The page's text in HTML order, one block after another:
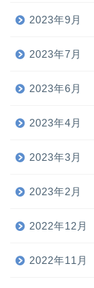
2023年9月
2023年7月
2023年6月
2023年4月
2023年3月
2023年2月
2022年12月
2022年11月